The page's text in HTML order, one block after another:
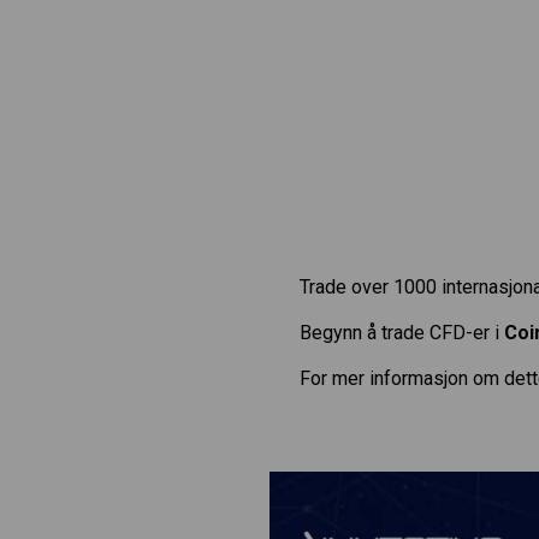
Trade over 1000
Begynn å trade CFD-er i
For mer informasjon om